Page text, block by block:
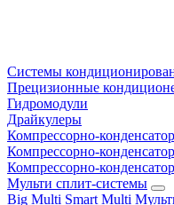
Системы
Прецизионные
Гидромодули
Драйкулеры
Компрессорно-
Компрессорно-
Компрессорно-
Мульти сплит-системы
Big Multi Smart Multi